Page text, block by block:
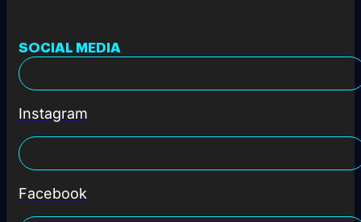
SOCIAL MEDIA
Instagram
Facebook